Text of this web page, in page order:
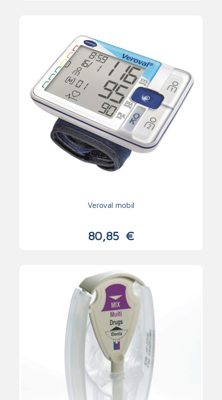
Veroval mobil
80,85 €